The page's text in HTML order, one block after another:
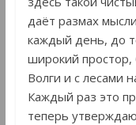
даёт размах
каждый день, до
широкий простор,
Волги и с лесами
Каждый раз это
теперь